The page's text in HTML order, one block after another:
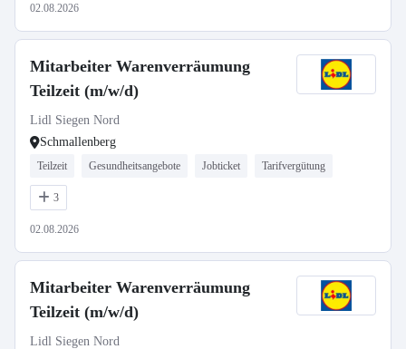
02.08.2026
Mitarbeiter Warenverräumung
Teilzeit (m/w/d)
Lidl Siegen Nord
Schmallenberg
Teilzeit Gesundheitsangebote Jobticket Tarifvergütung
3
02.08.2026
Mitarbeiter Warenverräumung
Teilzeit (m/w/d)
Lidl Siegen Nord